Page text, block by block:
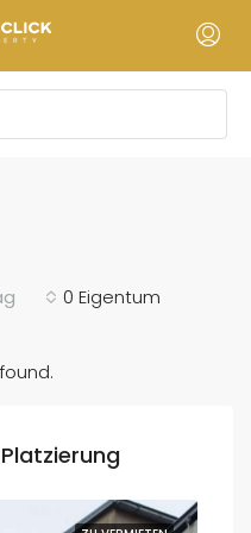
0 Eigentum